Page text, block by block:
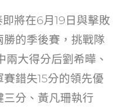
將在6月19日與擊敗
的季後賽，挑戰隊
兩大得分后劉希曄、
錯失15分的領先優
分、黃凡珊執行